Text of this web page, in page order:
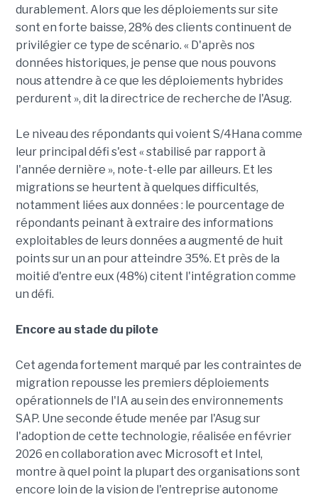
durablement. Alors que les déploiements sur site
sont en forte baisse, 28% des clients continuent de
privilégier ce type de scénario. « D'après nos
données historiques, je pense que nous pouvons
nous attendre à ce que les déploiements hybrides
perdurent », dit la directrice de recherche de l'Asug.
Le niveau des répondants qui voient S/4Hana comme
leur principal défi s'est « stabilisé par rapport à
l'année dernière », note-t-elle par ailleurs. Et les
migrations se heurtent à quelques difficultés,
notamment liées aux données : le pourcentage de
répondants peinant à extraire des informations
exploitables de leurs données a augmenté de huit
points sur un an pour atteindre 35%. Et près de la
moitié d'entre eux (48%) citent l'intégration comme
un défi.
Encore au stade du pilote
Cet agenda fortement marqué par les contraintes de
migration repousse les premiers déploiements
opérationnels de l'IA au sein des environnements
SAP. Une seconde étude menée par l'Asug sur
l'adoption de cette technologie, réalisée en février
2026 en collaboration avec Microsoft et Intel,
montre à quel point la plupart des organisations sont
encore loin de la vision de l'entreprise autonome